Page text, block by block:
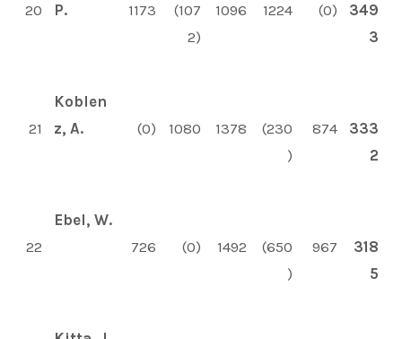
20
P.
1173
(107
2)
1096 1224 (0)
349
3
21
Koblen
z, A.
(0) 1080 1378
(230
)
874
333
2
22
Ebel, W.
726
(0) 1492
(650
)
967
318
5